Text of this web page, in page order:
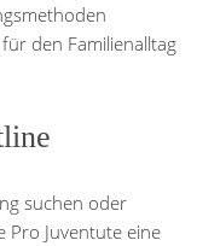
den Familienalltag
suchen oder
Pro Juventute eine